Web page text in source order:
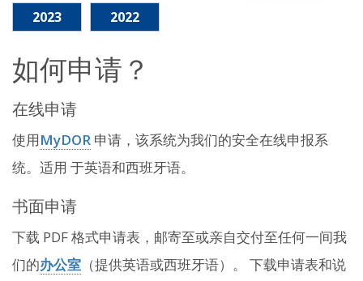
2023
2022
如何申请？
在线申请
使用MyDOR 申请，该系统为我们的安全在线申报系
统。适用 于英语和西班牙语。
书面申请
下载 PDF 格式申请表，邮寄至或亲自交付至任何一间我
们的办公室 （提供英语或西班牙语）。 下载申请表和说